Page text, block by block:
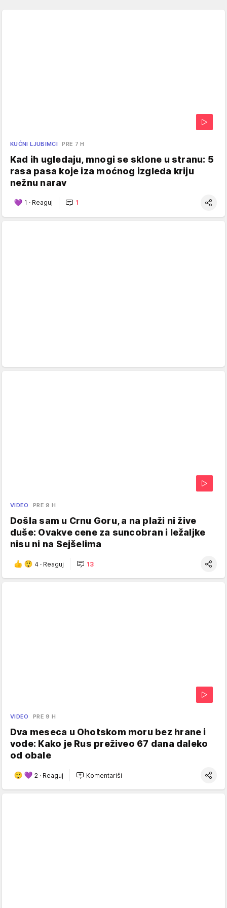
KUĆNI LJUBIMCI PRE 7 H
Kad ih ugledaju, mnogi se sklone u stranu: 5
rasa pasa koje iza moćnog izgleda kriju
nežnu narav
1 · Reaguj 1
VIDEO PRE 9 H
Došla sam u Crnu Goru, a na plaži ni žive
duše: Ovakve cene za suncobran i ležaljke
nisu ni na Sejšelima
4 · Reaguj 13
VIDEO PRE 9 H
Dva meseca u Ohotskom moru bez hrane i
vode: Kako je Rus preživeo 67 dana daleko
od obale
2 · Reaguj Komentariši